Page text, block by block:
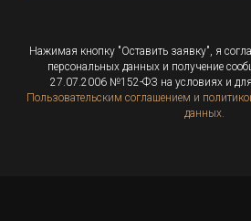
Нажимая кнопку "Оставить заявку", я
персональных данных и получение
27.07.2006 №152-ФЗ на условиях и для
Пользовательским соглашением и
данных.